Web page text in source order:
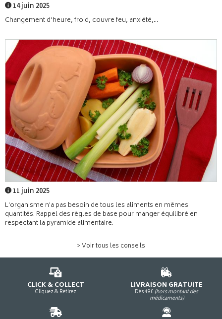
14 juin 2025
Changement d’heure, froid, couvre feu, anxiété,...
11 juin 2025
L'organisme n'a pas besoin de tous les aliments en mêmes
quantités. Rappel des règles de base pour manger équilibré en
respectant la pyramide alimentaire.
> Voir tous les conseils
CLICK & COLLECT
Cliquez & Retirez
LIVRAISON GRATUITE
Dès 49€ (hors montant des
médicaments)